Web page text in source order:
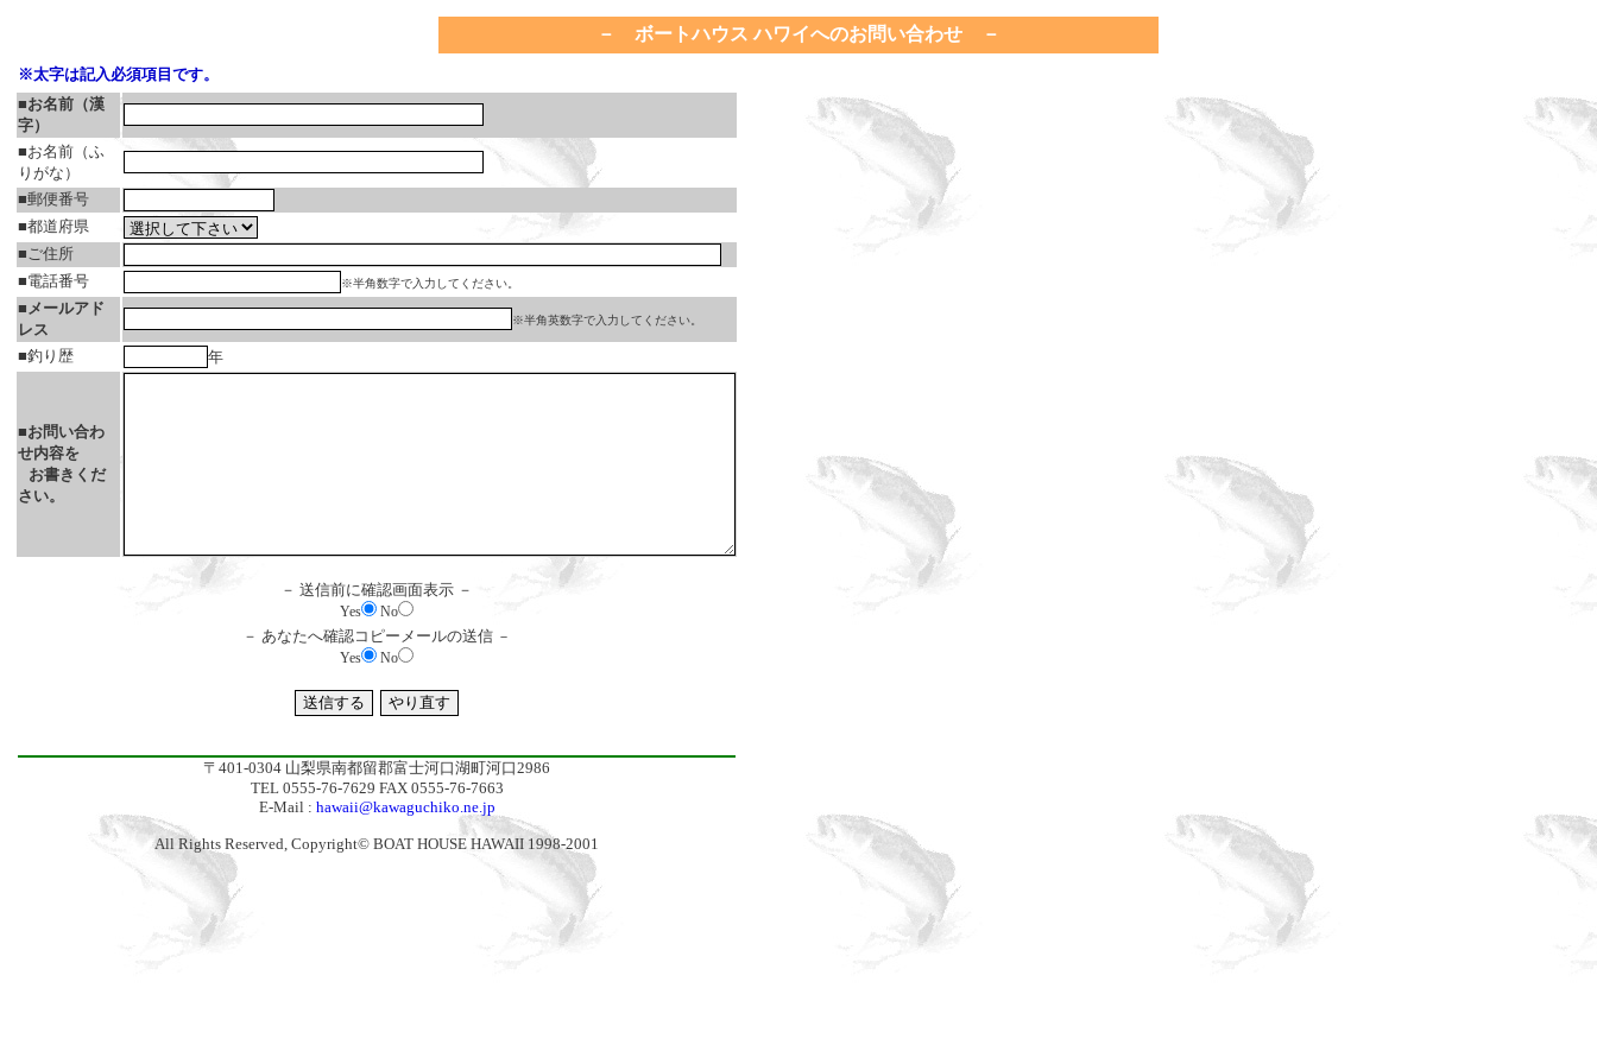
－ ボートハウス ハワイへのお問い合わせ －
※太字は記入必須項目です。
■お名前（漢
字）
■お名前（ふ
りがな）
■郵便番号
■都道府県
■ご住所
■電話番号
※半角数字で入力してください。
■メールアド
レス
※半角英数字で入力してください。
■釣り歴 年
■お問い合わ
せ内容を
お書きくだ
さい。
－ 送信前に確認画面表示 －
Yes No
－ あなたへ確認コピーメールの送信 －
Yes
No
〒401-0304 山梨県南都留郡富士河口湖町河口2986
TEL 0555-76-7629 FAX 0555-76-7663
E-Mail : hawaii@kawaguchiko.ne.jp
All Rights Reserved, Copyright© BOAT HOUSE HAWAII 1998-2001